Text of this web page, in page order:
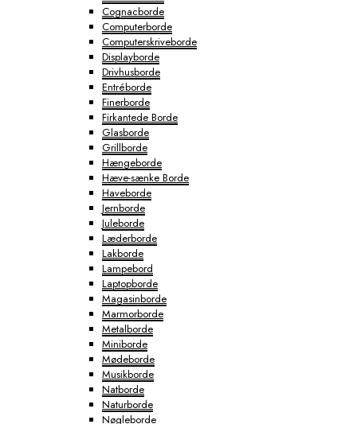
Cognacborde
Computerborde
Computerskriveborde
Displayborde
Drivhusborde
Entréborde
Finerborde
Firkantede Borde
Glasborde
Grillborde
Hængeborde
Hæve-sænke Borde
Haveborde
Jernborde
Juleborde
Læderborde
Lakborde
Lampebord
Laptopborde
Magasinborde
Marmorborde
Metalborde
Miniborde
Mødeborde
Musikborde
Natborde
Naturborde
Nøgleborde